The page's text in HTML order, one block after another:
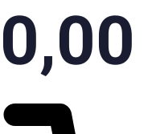
0,00